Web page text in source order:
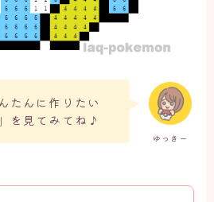
ゆっきー
たんに作りたい
を見てみてね♪